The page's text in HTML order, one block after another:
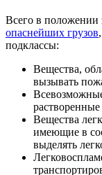
Всего в положении
опаснейших грузов
подклассы:
Вещества,
вызывать
Вещества
имеющие в
выделять